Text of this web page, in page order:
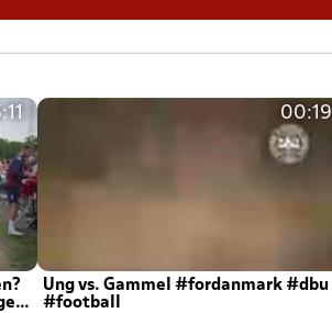
00:19
Ung vs. Gammel #fordanmark #dbu
#football